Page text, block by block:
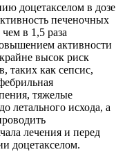
доцетакселом в дозе
печеночных
в 1,5 раза
активности
высок риск
таких как сепсис,
тяжелые
летального исхода, а
лечения и перед
доцетакселом.